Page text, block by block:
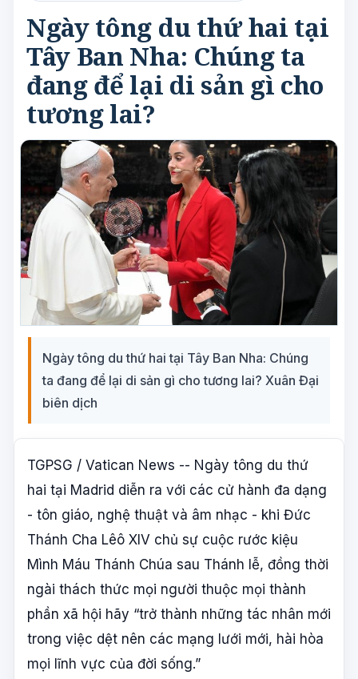
Ngày tông du thứ hai tại
Tây Ban Nha: Chúng ta
đang để lại di sản gì cho
tương lai?
Ngày tông du thứ hai tại Tây Ban Nha: Chúng
ta đang để lại di sản gì cho tương lai? Xuân Đại
biên dịch
TGPSG / Vatican News -- Ngày tông du thứ
hai tại Madrid diễn ra với các cử hành đa dạng
- tôn giáo, nghệ thuật và âm nhạc - khi Đức
Thánh Cha Lêô XIV chủ sự cuộc rước kiệu
Mình Máu Thánh Chúa sau Thánh lễ, đồng thời
ngài thách thức mọi người thuộc mọi thành
phần xã hội hãy “trở thành những tác nhân mới
trong việc dệt nên các mạng lưới mới, hài hòa
mọi lĩnh vực của đời sống.”